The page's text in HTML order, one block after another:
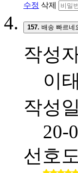
수정 삭제
157. 배송 빠르네
작성
이
작성일
20-
선호